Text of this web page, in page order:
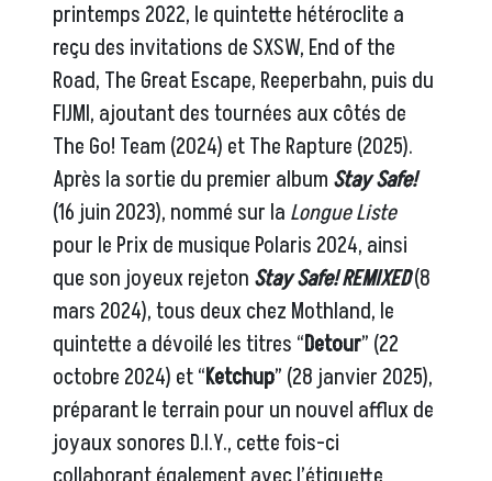
printemps 2022, le quintette hétéroclite a
reçu des invitations de SXSW, End of the
Road, The Great Escape, Reeperbahn, puis du
FIJMl, ajoutant des tournées aux côtés de
The Go! Team (2024) et The Rapture (2025).
Après la sortie du premier album Stay Safe!
(16 juin 2023), nommé sur la Longue Liste
pour le Prix de musique Polaris 2024, ainsi
que son joyeux rejeton Stay Safe! REMIXED(8
mars 2024), tous deux chez Mothland, le
quintette a dévoilé les titres “Detour” (22
octobre 2024) et “Ketchup” (28 janvier 2025),
préparant le terrain pour un nouvel afflux de
joyaux sonores D.I.Y., cette fois-ci